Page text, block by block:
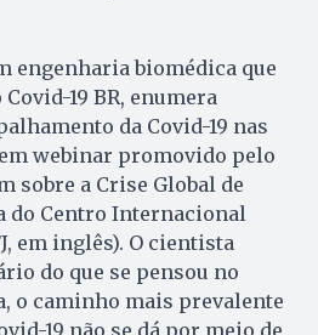
engenharia biomédica que
19 BR, enumera
da Covid-19 nas
webinar promovido pelo
sobre a Crise Global de
do Centro Internacional
em inglês). O cientista
do que se pensou no
o caminho mais prevalente